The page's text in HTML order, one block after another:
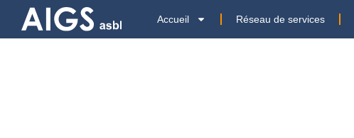
Accueil Réseau de services